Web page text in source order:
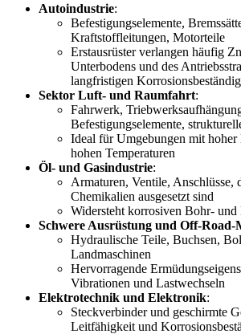
Autoindustrie:
Befestigungselemente,
Kraftstoffleitungen, Motorteile
Erstausrüster verlangen häufig
Unterbodens und des
langfristigen
Sektor Luft- und Raumfahrt:
Fahrwerk,
Befestigungselemente,
Ideal für Umgebungen mit hoher
hohen Temperaturen
Öl- und Gasindustrie:
Armaturen, Ventile, Anschlüsse,
Chemikalien ausgesetzt sind
Widersteht korrosiven Bohr- und
Schwere Ausrüstung und Off-Road-
Hydraulische Teile, Buchsen,
Landmaschinen
Hervorragende
Vibrationen und Lastwechseln
Elektrotechnik und Elektronik:
Steckverbinder und geschirmte
Leitfähigkeit und